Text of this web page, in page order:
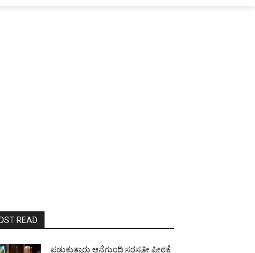
READ
ಪಡುಕುತ್ಯಾರು ಆನೆಗುಂದಿ ಸರಸ್ವತೀ ಪೀಠಕ್ಕೆ